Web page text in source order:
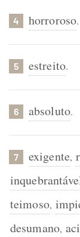
4 horroroso.
5 estreito.
6 absoluto.
7 exigente,
teimoso,
desumano,